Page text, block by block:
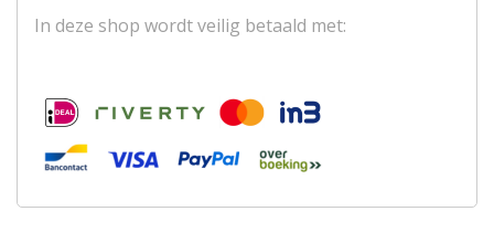
In deze shop wordt veilig betaald met: